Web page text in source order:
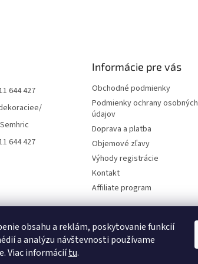
obsahu a reklám, poskytovanie funkcií
a analýzu návštevnosti používame
Viac informáciítu.
644 427
644 427
Informácie pre vás
Obchodné podmienky
Podmienky ochrany osobných
údajov
Doprava a platba
Objemové zľavy
Výhody registrácie
Kontakt
Affiliate program